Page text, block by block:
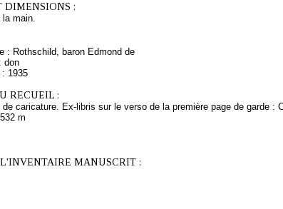
DIMENSIONS :
la main.
: Rothschild, baron Edmond de
don
1935
RECUEIL :
de caricature. Ex-libris sur le verso de la première page de garde
m
MANUSCRIT :